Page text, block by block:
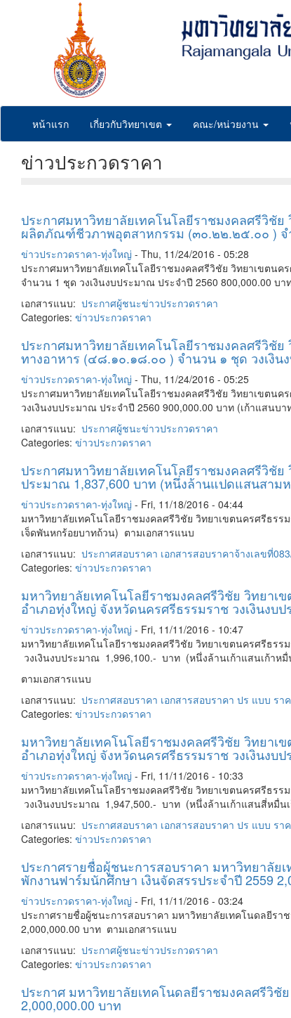
หน้าแรก เกี่ยวกับวิทยาเขต คณะ/หน่วยงาน
ข่าวประกวดราคา
ประกาศมหาวิทยาลัยเทคโนโลยีราชมงคลศรีวิชั
ผลิตภัณฑ์ชีวภาพอุตสาหกรรม (๓๐.๒๒.๒๕.๐๐ ) จ
ข่าวประกวดราคา-ทุ่งใหญ่ - Thu, 11/24/2016 - 05:28
ประกาศมหาวิทยาลัยเทคโนโลยีราชมงคลศรีวิชัย วิทยาเขต
จำนวน 1 ชุด วงเงินงบประมาณ ประจำปี 2560 800,000.00 บ
เอกสารแนบ: ประกาศผู้ชนะข่าวประกวดราคา
Categories: ข่าวประกวดราคา
ประกาศมหาวิทยาลัยเทคโนโลยีราชมงคลศรีวิชั
ทางอาหาร (๔๘.๑๐.๑๘.๐๐ ) จำนวน ๑ ชุด วงเงิน
ข่าวประกวดราคา-ทุ่งใหญ่ - Thu, 11/24/2016 - 05:25
ประกาศมหาวิทยาลัยเทคโนโลยีราชมงคลศรีวิชัย วิทยาเขตน
วงเงินงบประมาณ ประจำปี 2560 900,000.00 บาท (เก้าแสนบ
เอกสารแนบ: ประกาศผู้ชนะข่าวประกวดราคา
Categories: ข่าวประกวดราคา
ประกาศมหาวิทยาลัยเทคโนโลยีราชมงคลศรีวิชั
ประมาณ 1,837,600 บาท (หนึ่งล้านแปดแสนสาม
ข่าวประกวดราคา-ทุ่งใหญ่ - Fri, 11/18/2016 - 04:44
มหาวิทยาลัยเทคโนโลยีราชมงคลศรีวิชัย วิทยาเขตนครศรีธร
เจ็ดพันหกร้อยบาทถ้วน) ตามเอกสารแนบ
เอกสารแนบ: ประกาศสอบราคา เอกสารสอบราคาจ้างเลขที่
Categories: ข่าวประกวดราคา
มหาวิทยาลัยเทคโนโลยีราชมงคลศรีวิชัย วิทยาเ
อำเภอทุ่งใหญ่ จังหวัดนครศรีธรรมราช วงเงินง
ข่าวประกวดราคา-ทุ่งใหญ่ - Fri, 11/11/2016 - 10:47
มหาวิทยาลัยเทคโนโลยีราชมงคลศรีวิชัย วิทยาเขตนครศรีธร
วงเงินงบประมาณ 1,996,100.- บาท (หนึ่งล้านเก้าแสนเก้า
ตามเอกสารแนบ
เอกสารแนบ: ประกาศสอบราคา เอกสารสอบราคา ปร แบบ รา
Categories: ข่าวประกวดราคา
มหาวิทยาลัยเทคโนโลยีราชมงคลศรีวิชัย วิทยา
อำเภอทุ่งใหญ่ จังหวัดนครศรีธรรมราช วงเงินง
ข่าวประกวดราคา-ทุ่งใหญ่ - Fri, 11/11/2016 - 10:33
มหาวิทยาลัยเทคโนโลยีราชมงคลศรีวิชัย วิทยาเขตนครศรีธร
วงเงินงบประมาณ 1,947,500.- บาท (หนึ่งล้านเก้าแสนสี่หมื่
เอกสารแนบ: ประกาศสอบราคา เอกสารสอบราคา ปร แบบ รา
Categories: ข่าวประกวดราคา
ประกาศรายชื่อผู้ชนะการสอบราคา มหาวิทยาลัย
พักงานฟาร์มนักศึกษา เงินจัดสรรประจำปี 2559
ข่าวประกวดราคา-ทุ่งใหญ่ - Fri, 11/11/2016 - 03:24
ประกาศรายชื่อผู้ชนะการสอบราคา มหาวิทยาลัยเทคโนดลยีรา
2,000,000.00 บาท ตามเอกสารแนบ
เอกสารแนบ: ประกาศผู้ชนะข่าวประกวดราคา
Categories: ข่าวประกวดราคา
ประกาศ มหาวิทยาลัยเทคโนดลยีราชมงคลศรีวิชั
2,000,000.00 บาท